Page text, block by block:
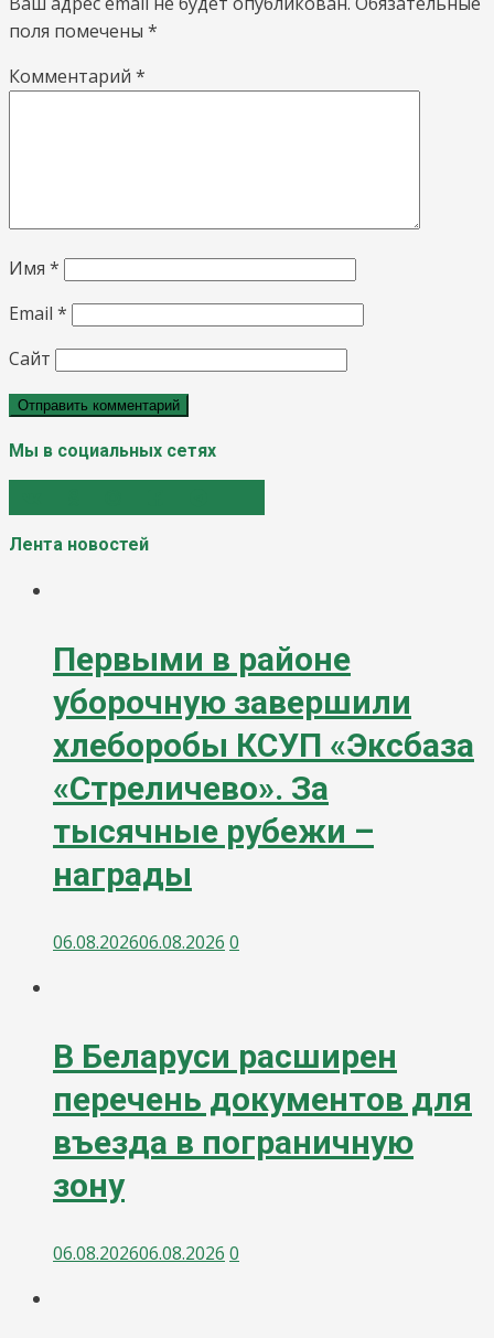
поля помечены *
Комментарий *
Имя *
Email *
Сайт
Мы в социальных сетях
Лента новостей
Первыми в районе
уборочную завершили
хлеборобы КСУП «Эксбаза
«Стреличево». За
тысячные рубежи –
награды
06.08.202606.08.2026 0
В Беларуси расширен
перечень документов для
въезда в пограничную
зону
06.08.202606.08.2026 0